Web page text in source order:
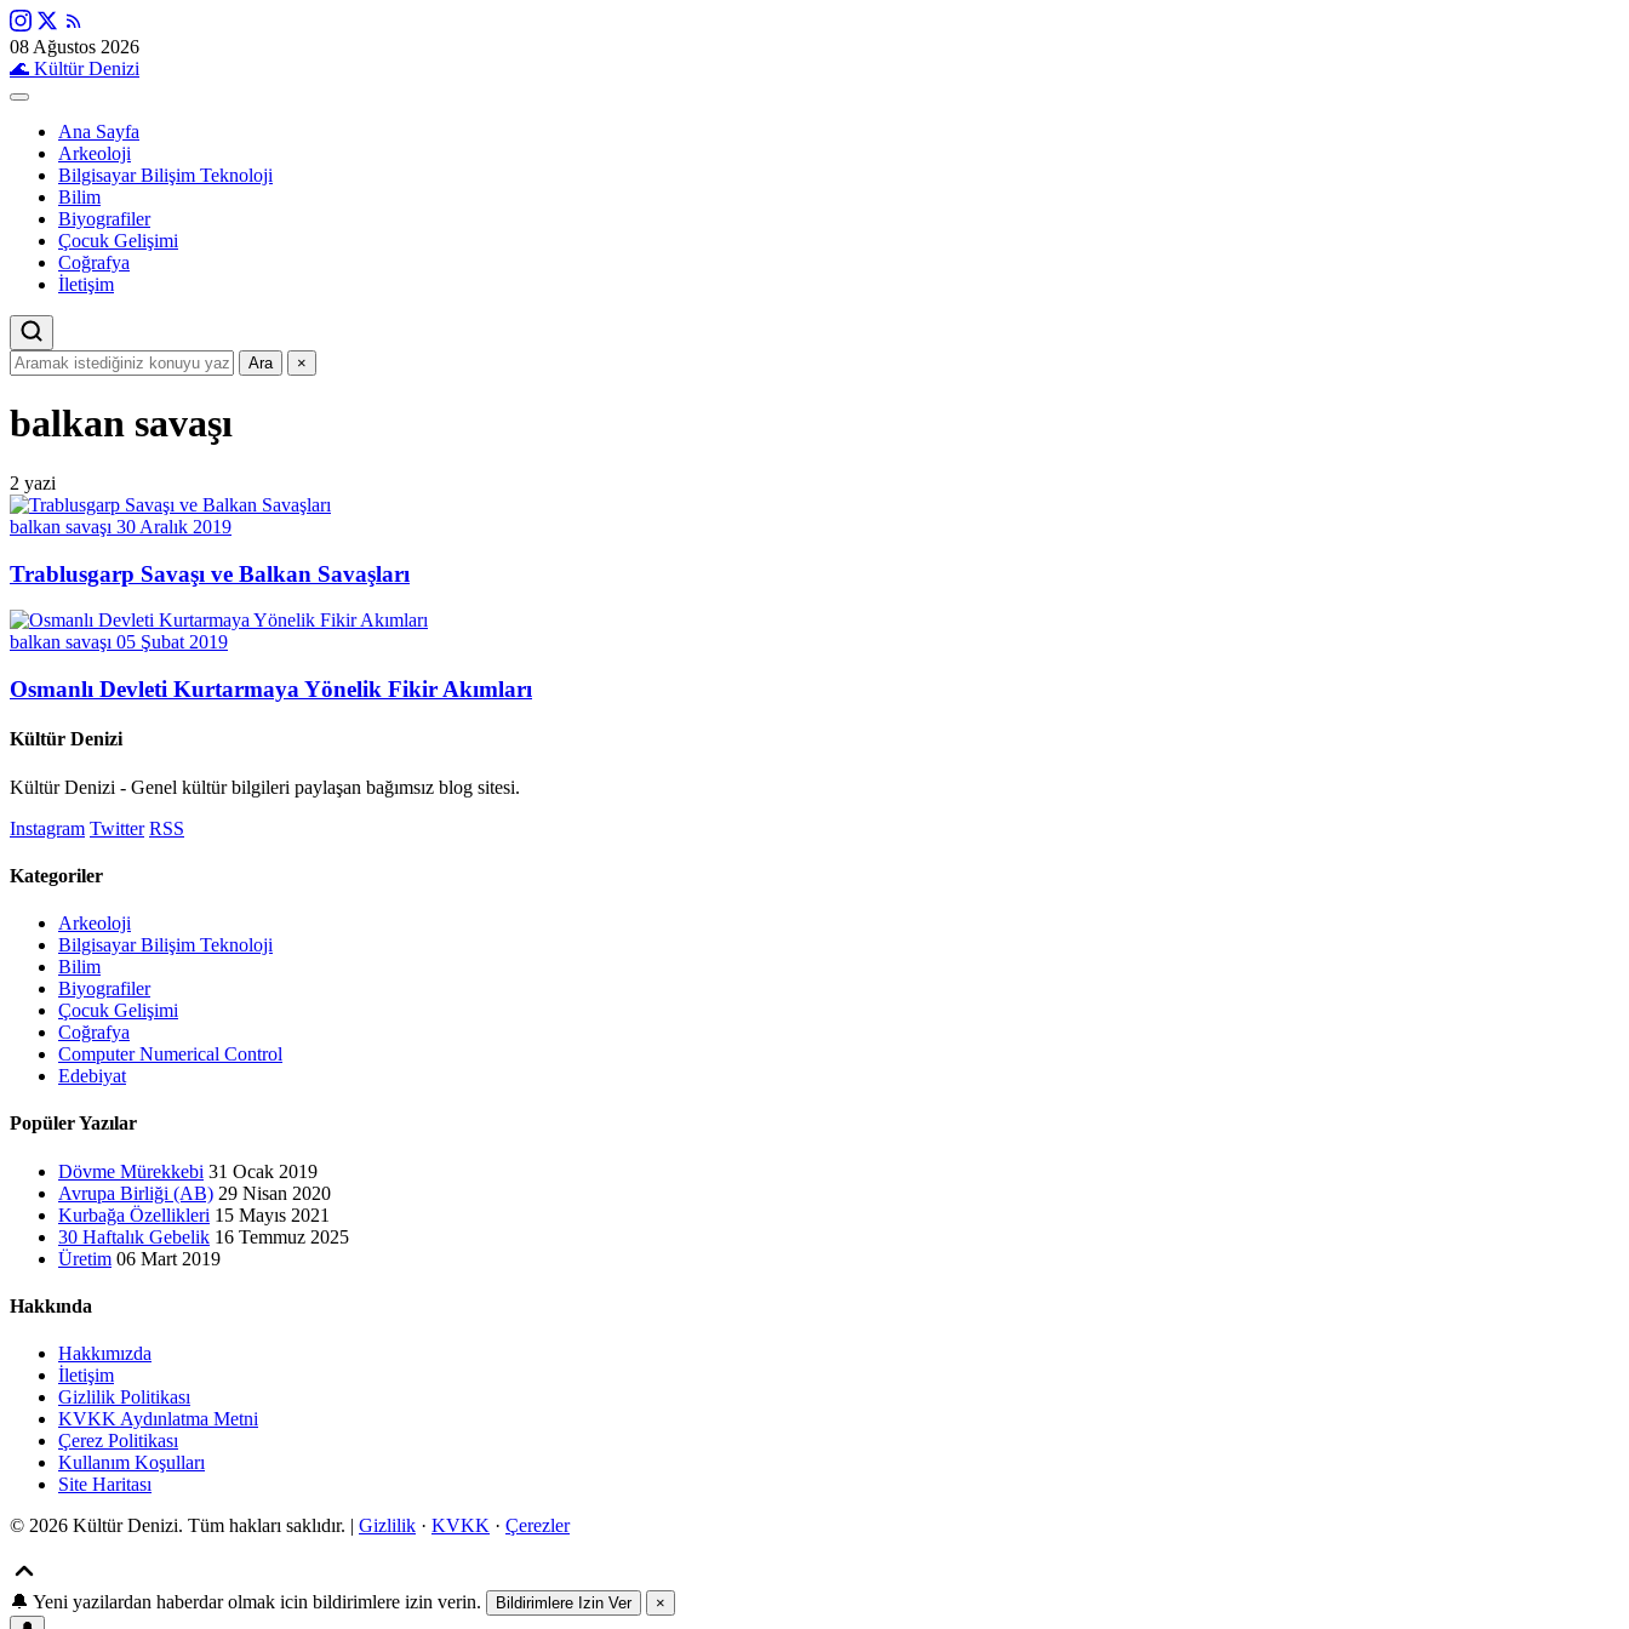
08 Ağustos 2026
🌊 Kültür Denizi
Ana Sayfa
Arkeoloji
Bilgisayar Bilişim Teknoloji
Bilim
Biyografiler
Çocuk Gelişimi
Coğrafya
İletişim
Ara ×
balkan savaşı
2 yazi
balkan savaşı 30 Aralık 2019
Trablusgarp Savaşı ve Balkan Savaşları
balkan savaşı 05 Şubat 2019
Osmanlı Devleti Kurtarmaya Yönelik Fikir Akımları
Kültür Denizi
Kültür Denizi - Genel kültür bilgileri paylaşan bağımsız blog sitesi.
Instagram Twitter RSS
Kategoriler
Arkeoloji
Bilgisayar Bilişim Teknoloji
Bilim
Biyografiler
Çocuk Gelişimi
Coğrafya
Computer Numerical Control
Edebiyat
Popüler Yazılar
Dövme Mürekkebi 31 Ocak 2019
Avrupa Birliği (AB) 29 Nisan 2020
Kurbağa Özellikleri 15 Mayıs 2021
30 Haftalık Gebelik 16 Temmuz 2025
Üretim 06 Mart 2019
Hakkında
Hakkımızda
İletişim
Gizlilik Politikası
KVKK Aydınlatma Metni
Çerez Politikası
Kullanım Koşulları
Site Haritası
© 2026 Kültür Denizi. Tüm hakları saklıdır. | Gizlilik · KVKK · Çerezler
🔔 Yeni yazilardan haberdar olmak icin bildirimlere izin verin. Bildirimlere Izin Ver
×